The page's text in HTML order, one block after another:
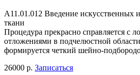
А11.01.012 Введение искусственных
ткани
Процедура прекрасно справляется с
отложениями в подчелюстной
формируется четкий шейно-
26000 р. Записаться